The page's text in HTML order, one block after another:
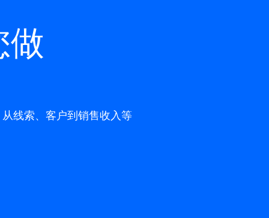
做
线索、客户到销售收入等